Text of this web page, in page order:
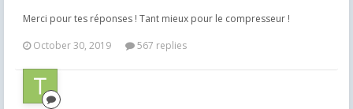
Merci pour tes réponses ! Tant mieux pour le compresseur !
October 30, 2019
567 replies